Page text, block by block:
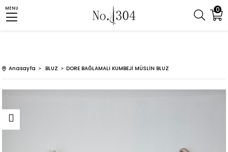
0
MENU
Anasayfa BLUZ DORE BAĞLAMALI KUMBEJİ MÜSLİN BLUZ